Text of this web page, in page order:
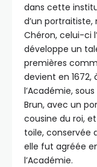
dans cette
d’un
Chéron, celui-ci
développe un
premières
devient en
l’Académie,
Brun, avec un
cousine du roi,
toile, conservée
elle fut agréée
l’Académie.